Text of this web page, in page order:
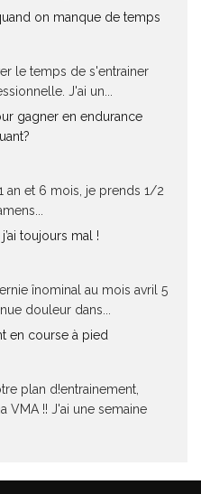
on manque de temps
le temps de s'entrainer
J'ai un...
gagner en endurance
an et 6 mois, je prends 1/2
toujours mal !
înominal au mois avril 5
douleur dans...
en course à pied
plan d!entrainement,
VMA !! J'ai une semaine